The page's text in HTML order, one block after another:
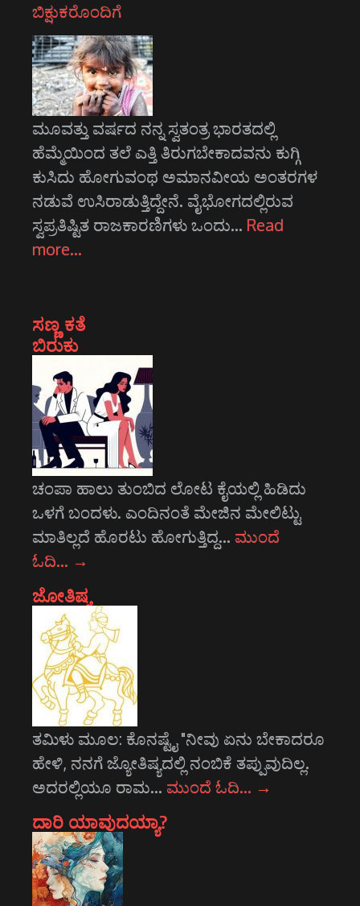
ಬಿಕ್ಷುಕರೊಂದಿಗೆ
ಮೂವತ್ತು ವರ್ಷದ ನನ್ನ ಸ್ವತಂತ್ರ ಭಾರತದಲ್ಲಿ
ಹೆಮ್ಮೆಯಿಂದ ತಲೆ ಎತ್ತಿ ತಿರುಗಬೇಕಾದವನು ಕುಗ್ಗಿ
ಕುಸಿದು ಹೋಗುವಂಥ ಅಮಾನವೀಯ ಅಂತರಗಳ
ನಡುವೆ ಉಸಿರಾಡುತ್ತಿದ್ದೇನೆ. ವೈಭೋಗದಲ್ಲಿರುವ
ಸ್ವಪ್ರತಿಷ್ಟಿತ ರಾಜಕಾರಣಿಗಳು ಒಂದು… Read
more…
ಸಣ್ಣ ಕತೆ
ಬಿರುಕು
ಚಂಪಾ ಹಾಲು ತುಂಬಿದ ಲೋಟ ಕೈಯಲ್ಲಿ ಹಿಡಿದು
ಒಳಗೆ ಬಂದಳು. ಎಂದಿನಂತೆ ಮೇಜಿನ ಮೇಲಿಟ್ಟು
ಮಾತಿಲ್ಲದೆ ಹೊರಟು ಹೋಗುತ್ತಿದ್ದ… ಮುಂದೆ
ಓದಿ… →
ಜೋತಿಷ್ಯ
ತಮಿಳು ಮೂಲ: ಕೊನಷ್ಟೈ "ನೀವು ಏನು ಬೇಕಾದರೂ
ಹೇಳಿ, ನನಗೆ ಜ್ಯೋತಿಷ್ಯದಲ್ಲಿ ನಂಬಿಕೆ ತಪ್ಪುವುದಿಲ್ಲ.
ಅದರಲ್ಲಿಯೂ ರಾಮ… ಮುಂದೆ ಓದಿ… →
ದಾರಿ ಯಾವುದಯ್ಯಾ?